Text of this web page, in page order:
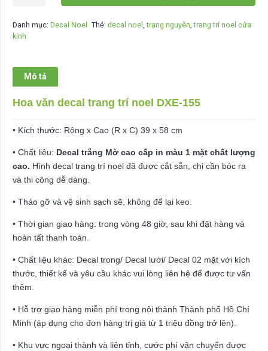
noel
số
lượng
Danh mục: Decal Noel Thẻ:decal noel ,trạng nguyên ,trang trí noel cửa
kính
Mô tả
Hoa văn decal trang trí noel DXE-155
• Kích thước: Rộng x Cao (R x C) 39 x 58 cm
• Chất liệu: Decal trắng Mờ cao cấp in màu 1 mặt chất lượng
cao. Hình decal trang trí noel đã được cắt sẵn, chỉ cần bóc ra
và thi công dễ dàng.
• Tháo gỡ và vệ sinh sạch sẽ, không để lại keo.
• Thời gian giao hàng: trong vòng 48 giờ, sau khi đặt hàng và
hoàn tất thanh toán.
• Chất liệu khác: Decal trong/ Decal lưới/ Decal 02 mặt với kích
thước, thiết kế và yêu cầu khác vui lòng liên hệ để được tư vấn
thêm.
• Hỗ trợ giao hàng miễn phí trong nội thành Thành phố Hồ Chí
Minh (áp dụng cho đơn hàng trị giá từ 1 triệu đồng trở lên).
• Khu vực ngoại thành và liên tỉnh, cước phí vận chuyển được